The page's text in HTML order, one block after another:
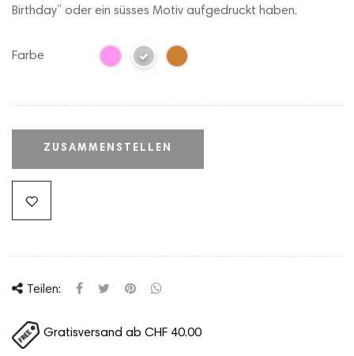
Birthday” oder ein süsses Motiv aufgedruckt haben.
Farbe
ZUSAMMENSTELLEN
Teilen:
Gratisversand ab CHF 40.00